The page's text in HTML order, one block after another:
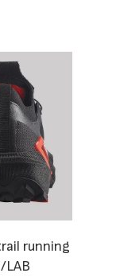
running
LAB